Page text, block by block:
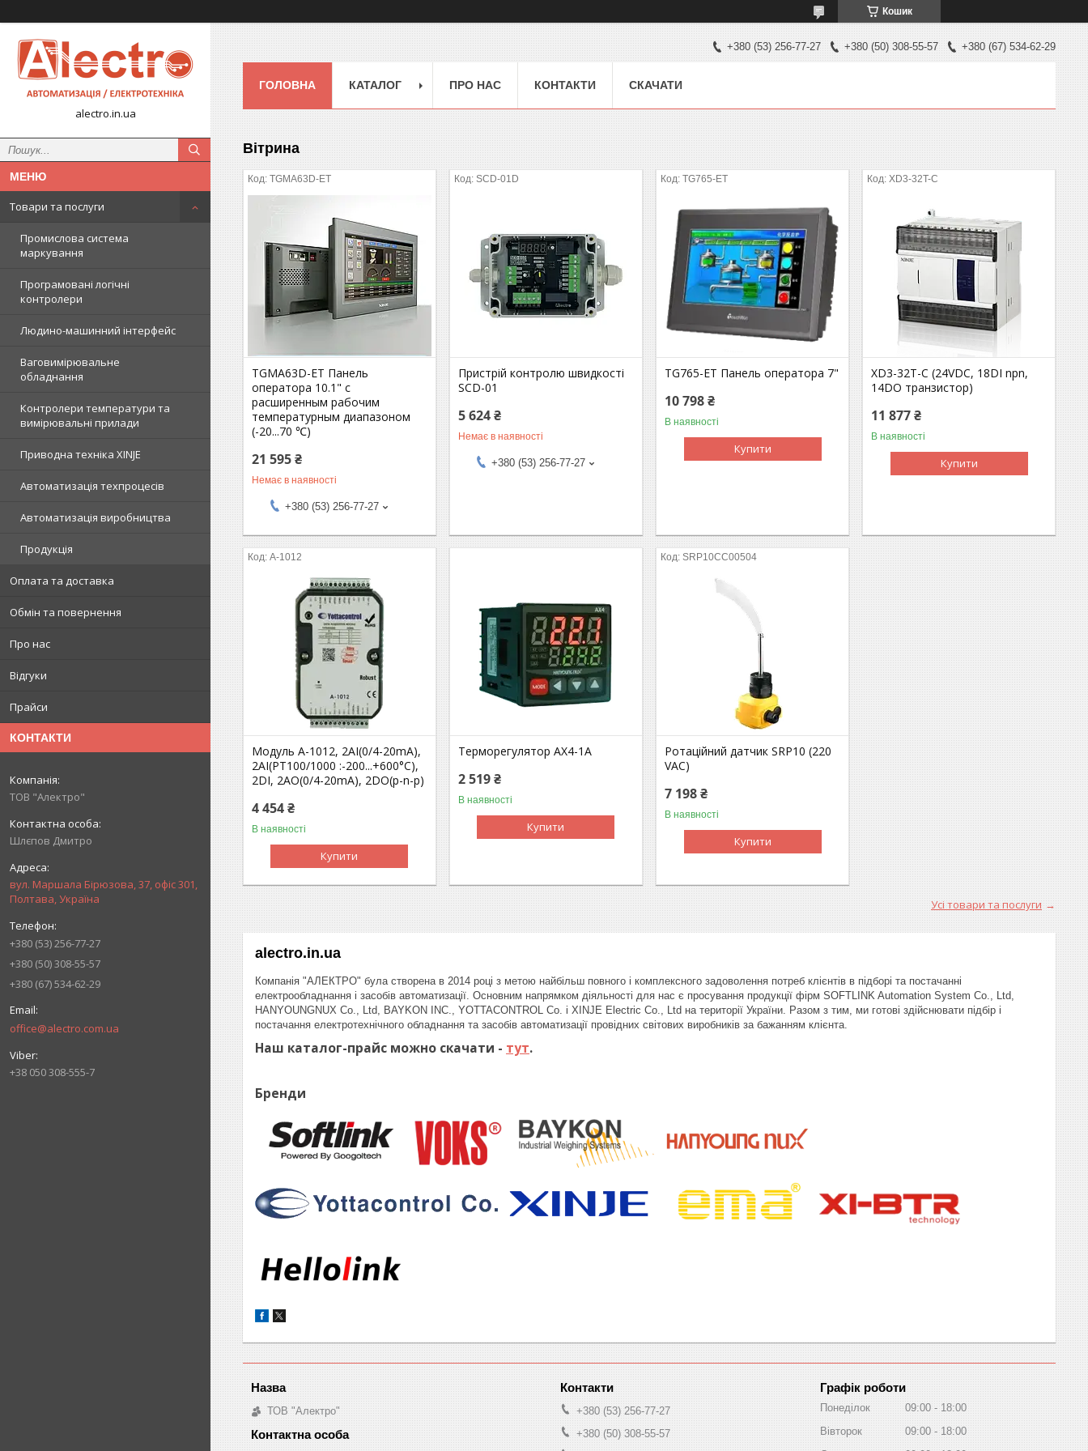
Кошик
alectro.in.ua
Товари та послуги
Промислова система
маркування
Програмовані логічні
контролери
Людино-машинний інтерфейс
Ваговимірювальне
обладнання
Контролери температури та
вимірювальні прилади
Приводна техніка XINJE
Автоматизація техпроцесів
Автоматизація виробництва
Продукція
Оплата та доставка
Обмін та повернення
Про нас
Відгуки
Прайси
КОНТАКТИ
ТОВ "Алектро"
Шлєпов Дмитро
вул. Маршала Бірюзова, 37, офіс 301,
Полтава, Україна
+380 (53) 256-77-27
+380 (50) 308-55-57
+380 (67) 534-62-29
office@alectro.com.ua
+38 050 308-555-7
+380 (53) 256-77-27 +380 (50) 308-55-57 +380 (67) 534-62-29
ГОЛОВНА КАТАЛОГ ПРО НАС КОНТАКТИ СКАЧАТИ
Вітрина
TGMA63D-ET
TGMA63D-ET Панель
оператора 10.1" с
расширенным рабочим
температурным диапазоном
(-20...70 ℃)
21 595 ₴
Немає в наявності
+380 (53) 256-77-27
SCD-01D
Пристрій контролю швидкості
SCD-01
5 624 ₴
Немає в наявності
+380 (53) 256-77-27
TG765-ET
TG765-ET Панель оператора 7"
10 798 ₴
В наявності
Купити
XD3-32T-C
XD3-32T-C (24VDC, 18DI npn,
14DO транзистор)
11 877 ₴
В наявності
Купити
А-1012
Модуль A-1012, 2AI(0/4-20mA),
2AI(PT100/1000 :-200...+600°C),
2DI, 2AO(0/4-20mA), 2DO(p-n-p)
4 454 ₴
В наявності
Купити
Терморегулятор AX4-1A
2 519 ₴
В наявності
Купити
SRP10CC00504
Ротаційний датчик SRP10 (220
VAC)
7 198 ₴
В наявності
Купити
Усі товари та послуги
alectro.in.ua
Компанія "АЛЕКТРО" була створена в 2014 році з метою найбільш повного і комплексного задоволення потреб клієнтів в підборі та постачанні
електрообладнання і засобів автоматизації. Основним напрямком діяльності для нас є просування продукції фірм SOFTLINK Automation System Co., Ltd,
HANYOUNGNUX Co., Ltd, BAYKON INC., YOTTACONTROL Co. і XINJE Electric Co., Ltd на території України. Разом з тим, ми готові здійснювати підбір і
постачання електротехнічного обладнання та засобів автоматизації провідних світових виробників за бажанням клієнта.
Наш каталог-прайс можно скачати - тут.
Бренди
ТОВ "Алектро"
+380 (53) 256-77-27
+380 (50) 308-55-57
Графік роботи
Понеділок 09:00
18:00
Вівторок
09:00
18:00